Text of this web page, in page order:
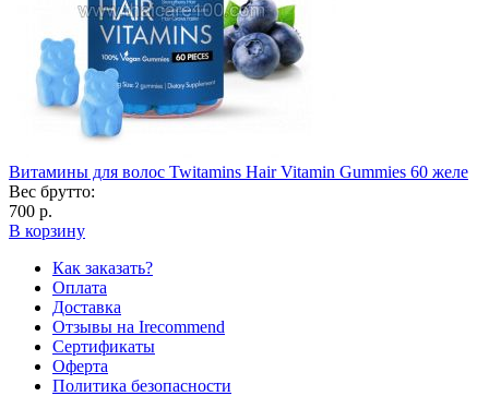
Витамины для волос Twitamins Hair Vitamin Gummies 60 желе
Вес брутто:
700 р.
В корзину
Как заказать?
Оплата
Доставка
Отзывы на Irecommend
Сертификаты
Оферта
Политика безопасности